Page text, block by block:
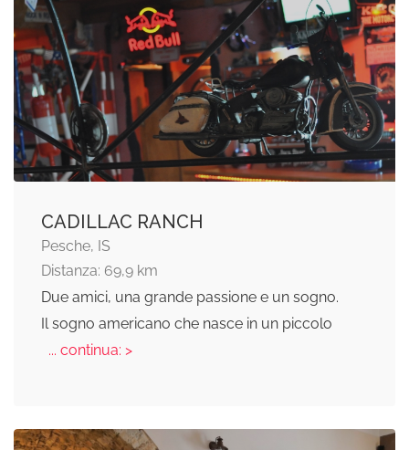
CADILLAC RANCH
Pesche, IS
Distanza: 69,9 km
Due amici, una grande passione e un sogno.
Il sogno americano che nasce in un piccolo
... continua: >